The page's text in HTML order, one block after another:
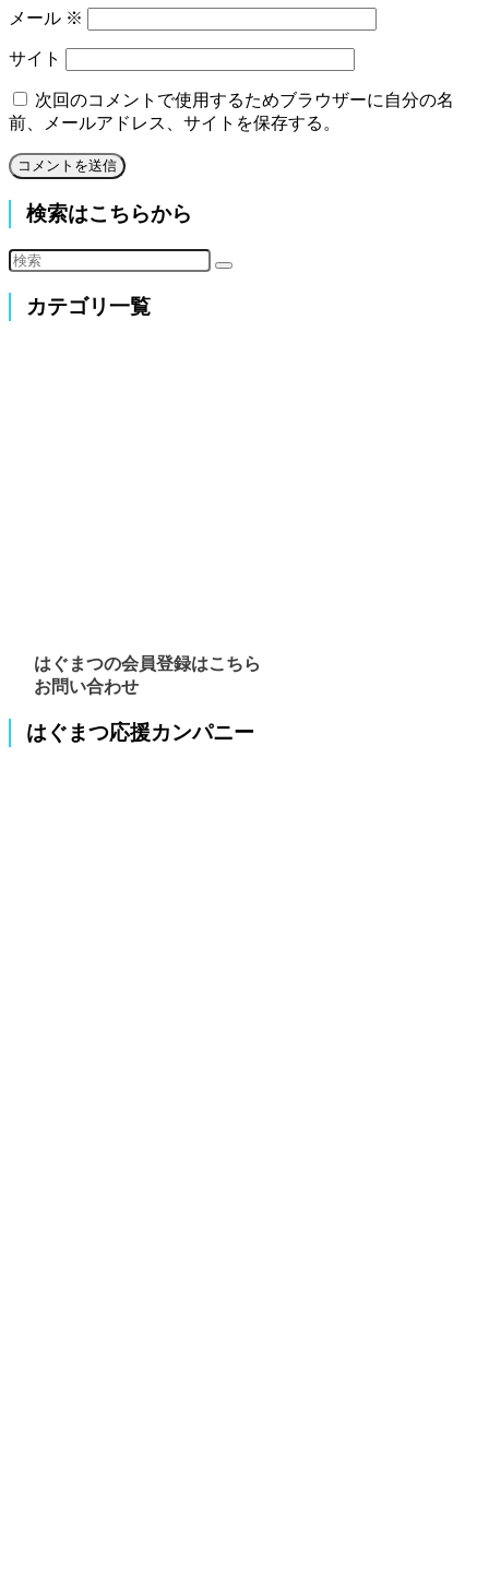
メール ※
サイト
次回のコメントで使用するためブラウザーに自分の名
前、メールアドレス、サイトを保存する。
検索はこちらから
カテゴリ一覧
はぐまつの会員登録はこちら
お問い合わせ
はぐまつ応援カンパニー